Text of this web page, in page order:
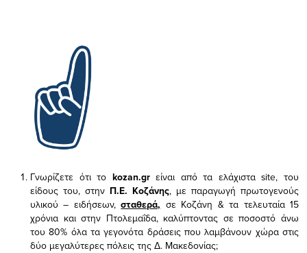
Γνωρίζετε ότι το kozan.gr είναι από τα ελάχισταsite, του
είδους του, στην Π.Ε. Κοζάνης, με παραγωγή πρωτογενούς
υλικού – ειδήσεων,σταθερά, σε Κοζάνη & τα τελευταία 15
χρόνια και στην Πτολεμαΐδα, καλύπτοντας σε ποσοστό άνω
του 80% όλα τα γεγονότα δράσεις που λαμβάνουν χώρα στις
δύο μεγαλύτερες πόλεις της Δ. Μακεδονίας;